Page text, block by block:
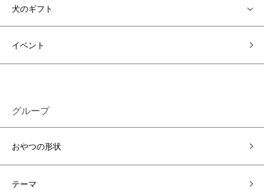
犬のギフト
イベント
グループ
おやつの形状
テーマ